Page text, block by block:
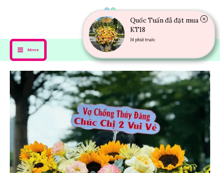
Menu
Quốc Tuấn đẵ đặt mua
KT18